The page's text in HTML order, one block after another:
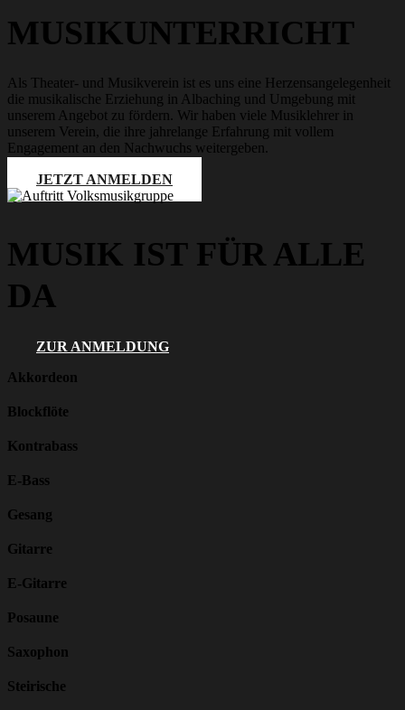
MUSIK­UNTERRICHT
Als Theater- und Musikverein ist es uns eine Herzensangelegenheit
die musikalische Erziehung in Albaching und Umgebung mit
unserem Angebot zu fördern. Wir haben viele Musiklehrer in
unserem Verein, die ihre jahrelange Erfahrung mit vollem
Engagement an den Nachwuchs weitergeben.
JETZT ANMELDEN
MUSIK IST FÜR ALLE
DA
ZUR ANMELDUNG
Akkordeon
Blockflöte
Kontrabass
E-Bass
Gesang
Gitarre
E-Gitarre
Posaune
Saxophon
Steirische